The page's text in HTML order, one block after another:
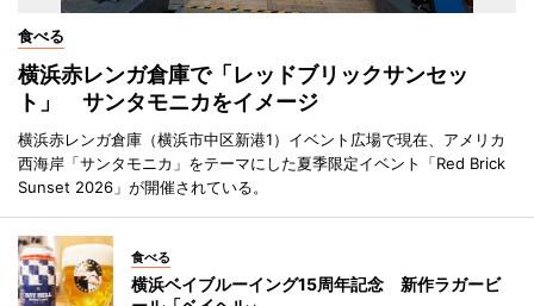
食べる
横浜赤レンガ倉庫で「レッドブリックサンセッ
ト」 サンタモニカをイメージ
横浜赤レンガ倉庫（横浜市中区新港1）イベント広場で現在、アメリカ
西海岸「サンタモニカ」をテーマにした夏季限定イベント「Red Brick
Sunset 2026」が開催されている。
食べる
横浜ベイブルーイング15周年記念 新作ラガービ